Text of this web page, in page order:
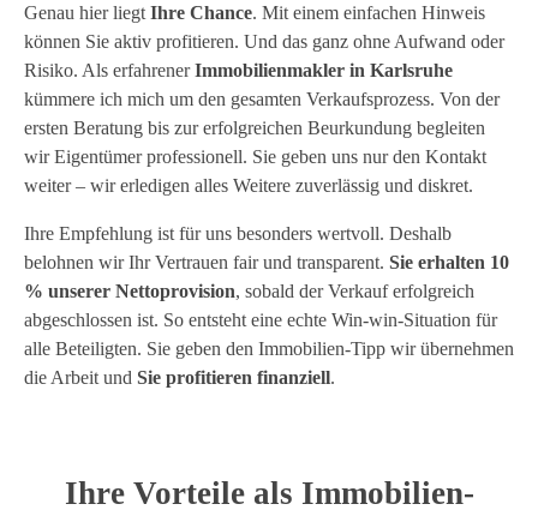
Genau hier liegt Ihre Chance. Mit einem einfachen Hinweis
können Sie aktiv profitieren. Und das ganz ohne Aufwand oder
Risiko. Als erfahrenerImmobilienmakler in Karlsruhe
kümmere ich mich um den gesamten Verkaufsprozess. Von der
ersten Beratung bis zur erfolgreichen Beurkundung begleiten
wir Eigentümer professionell. Sie geben uns nur den Kontakt
weiter – wir erledigen alles Weitere zuverlässig und diskret.
Ihre Empfehlung ist für uns besonders wertvoll. Deshalb
belohnen wir Ihr Vertrauen fair und transparent. Sie erhalten 10
% unserer Nettoprovision, sobald der Verkauf erfolgreich
abgeschlossen ist. So entsteht eine echte Win-win-Situation für
alle Beteiligten. Sie geben den Immobilien-Tipp wir übernehmen
die Arbeit und Sie profitieren finanziell.
Ihre Vorteile als Immobilien-